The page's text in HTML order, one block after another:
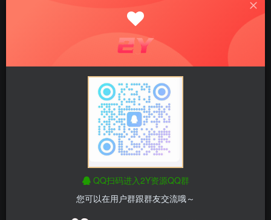
2W+
PHP 在线客服系统（旗舰版）支持 客户咨询、留言管
理、已读未读、客服转接 等等众多功能，帮助商家高效管理
客服工作。系统界面简洁美观，兼容 PC 和移动端，提供完
整的搭建教程，自动发货，支持二次开发。适用于电商、企
业官网、在线服务平台等场景。
本源码无后门放心使用
已读未读✔图片发送✔文件发送✔
位置发送✔语音发送✔消息撤回✔
自动回复✔常见问题✔实时翻译✔
QQ扫码进入2Y资源QQ群
您可以在用户群跟群友交流哦～